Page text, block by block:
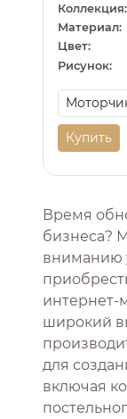
Коллекция:
Материал:
Цвет:
Рисунок:
Купить
Время
бизнеса?
вниманию
интернет-
широкий
для
включая